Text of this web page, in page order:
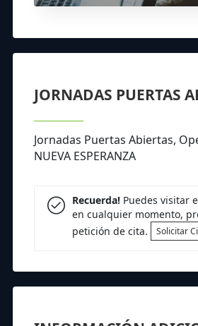
JORNADAS PUERTAS
Jornadas Puertas Abiertas,
NUEVA ESPERANZA
Recuerda!Puedes visitar
en cualquier momento,
petición de cita.
Solicitar